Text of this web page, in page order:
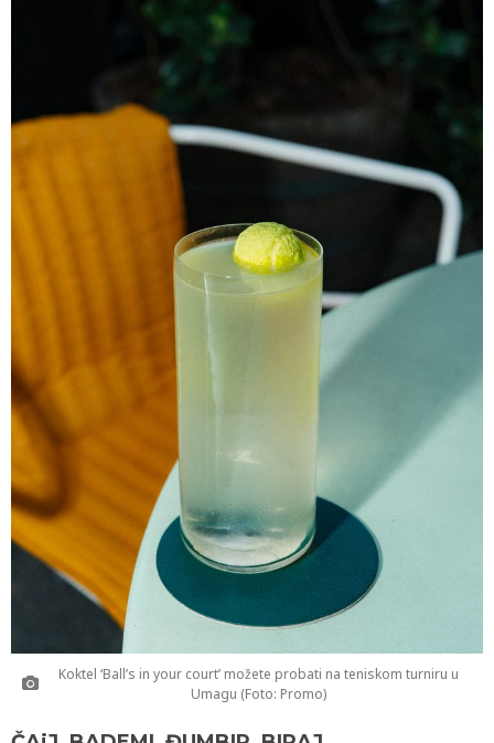
Koktel ‘Ball’s in your court’ možete probati na teniskom turniru u
Umagu (Foto: Promo)